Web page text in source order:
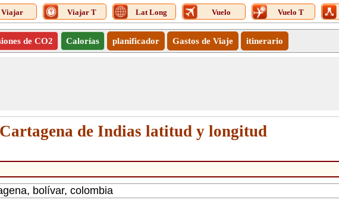
Viajar Viajar T Lat Long Vuelo Vuelo T
de CO2 Calorías planificador Gastos de Viaje itinerario
Cartagena de Indias latitud y longitud